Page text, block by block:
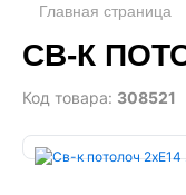
Главная страница
СВ-К
Код товара: 308521